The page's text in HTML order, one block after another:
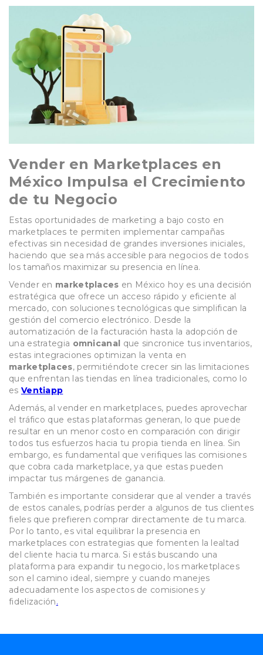
Vender en Marketplaces en
México Impulsa el Crecimiento
de tu Negocio
Estas oportunidades de marketing a bajo costo en
marketplaces te permiten implementar campañas
efectivas sin necesidad de grandes inversiones iniciales,
haciendo que sea más accesible para negocios de todos
los tamaños maximizar su presencia en línea.
Vender en marketplaces en México hoy es una decisión
estratégica que ofrece un acceso rápido y eficiente al
mercado, con soluciones tecnológicas que simplifican la
gestión del comercio electrónico. Desde la
automatización de la facturación hasta la adopción de
una estrategia omnicanal que sincronice tus inventarios,
estas integraciones optimizan la venta en
marketplaces, permitiéndote crecer sin las limitaciones
que enfrentan las tiendas en línea tradicionales, como lo
es Ventiapp
Además, al vender en marketplaces, puedes aprovechar
el tráfico que estas plataformas generan, lo que puede
resultar en un menor costo en comparación con dirigir
todos tus esfuerzos hacia tu propia tienda en línea. Sin
embargo, es fundamental que verifiques las comisiones
que cobra cada marketplace, ya que estas pueden
impactar tus márgenes de ganancia.
También es importante considerar que al vender a través
de estos canales, podrías perder a algunos de tus clientes
fieles que prefieren comprar directamente de tu marca.
Por lo tanto, es vital equilibrar la presencia en
marketplaces con estrategias que fomenten la lealtad
del cliente hacia tu marca. Si estás buscando una
plataforma para expandir tu negocio, los marketplaces
son el camino ideal, siempre y cuando manejes
adecuadamente los aspectos de comisiones y
fidelización.